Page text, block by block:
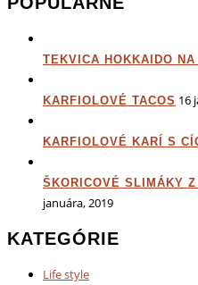
TEKVICA HOKKAIDO NA
KARFIOLOVÉ TACOS 16
KARFIOLOVÉ KARÍ S
ŠKORICOVÉ SLIMÁKY
januára, 2019
KATEGÓRIE
Life style